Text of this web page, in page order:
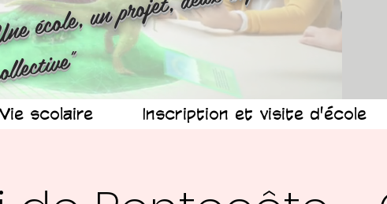
Vie scolaire Inscription et visite d'école